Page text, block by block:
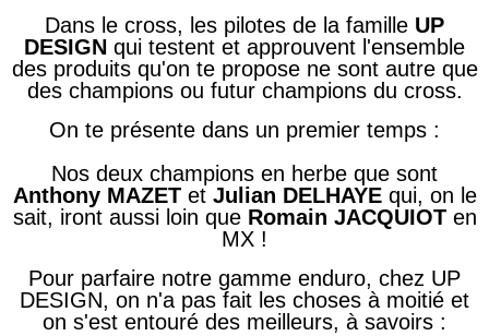
Dans le cross, les pilotes de la famille UP
DESIGN qui testent et approuvent l'ensemble
des produits qu'on te propose ne sont autre que
des champions ou futur champions du cross.
On te présente dans un premier temps :
Nos deux champions en herbe que sont
Anthony MAZETet Julian DELHAYEqui, on le
sait, iront aussi loin que Romain JACQUIOTen
MX !
Pour parfaire notre gamme enduro, chez UP
DESIGN, on n'a pas fait les choses à moitié et
on s'est entouré des meilleurs, à savoirs :